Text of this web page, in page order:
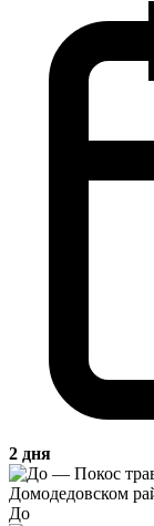
2 дня
До